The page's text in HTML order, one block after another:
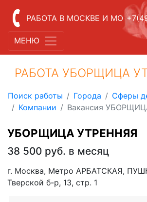
РАБОТА В МОСКВЕ И МО
МЕНЮ
РАБОТА УБОРЩИЦА
Поиск работы Города
Сферы
Компании
Вакансия
УБОРЩИЦА УТРЕННЯЯ
38 500 руб. в месяц
г. Москва, Метро АРБАТСКАЯ,
Тверской б-р, 13, стр. 1